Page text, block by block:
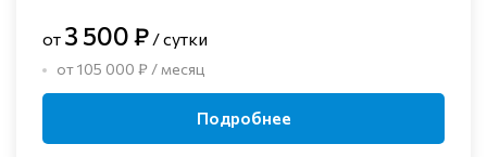
от 3 500 ₽ / сутки
от 105 000 ₽ / месяц
Подробнее